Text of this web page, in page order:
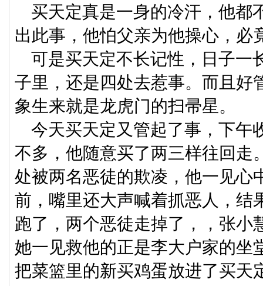
买天定真是一身的冷汗，他都
出此事，他怕父亲为他操心，必
可是买天定不长记性，日子一
子里，还是四处去惹事。而且好
象生来就是龙虎门的扫帚星。
今天买天定又管起了事，下午
不多，他随意买了两三样往回走
处被两名恶徒的欺凌，他一见心
前，嘴里还大声喊着抓恶人，结
跑了，两个恶徒走掉了，，张小
她一见救他的正是李大户家的坐
把菜篮里的新买鸡蛋放进了买天